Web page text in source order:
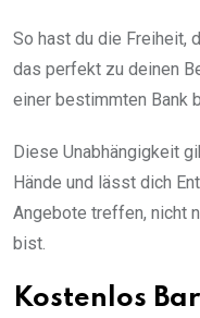
So hast du die Freiheit,
das perfekt zu deinen
einer bestimmten Bank
Diese Unabhängigkeit
Hände und lässt dich
Angebote treffen, nicht
bist.
Kostenlos